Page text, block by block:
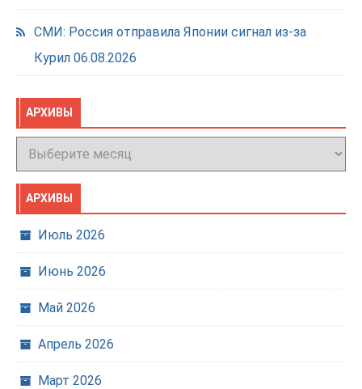
СМИ: Россия отправила Японии сигнал из-за
Курил 06.08.2026
АРХИВЫ
Архивы
АРХИВЫ
Июль 2026
Июнь 2026
Май 2026
Апрель 2026
Март 2026